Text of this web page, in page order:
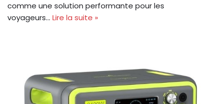
comme une solution performante pour les
voyageurs… Lire la suite »